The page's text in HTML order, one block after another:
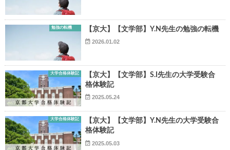
▶
▶
勉強の転機 【京大】【文学部】Y.N先生の勉強の転機
2026.01.02
大学合格体験記
【京大】【文学部】S.I先生の大学受験合
格体験記
2025.05.24
大学合格体験記
【京大】【文学部】Y.N先生の大学受験合
格体験記
2025.05.03